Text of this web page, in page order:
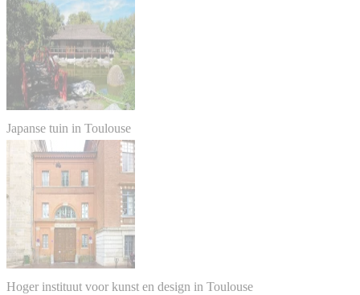
Japanse tuin in Toulouse
Hoger instituut voor kunst en design in Toulouse